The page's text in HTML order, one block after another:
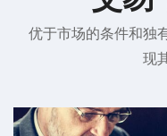
优于市场的条件和独
现